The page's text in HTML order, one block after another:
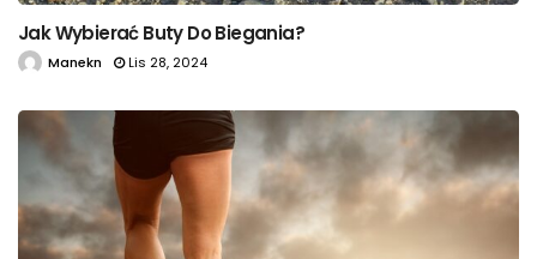
Jak Wybierać Buty Do Biegania?
Manekn Lis 28, 2024